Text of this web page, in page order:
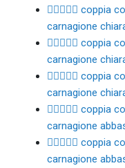
🧑🏻‍❤️‍🧑🏽 coppia
carnagione
🧑🏻‍❤️‍🧑🏾 coppia
carnagione
🧑🏻‍❤️‍🧑🏿 coppia
carnagione
🧑🏼‍❤️‍🧑🏻 coppia
carnagione
🧑🏼‍❤️‍🧑🏽 coppia
carnagione